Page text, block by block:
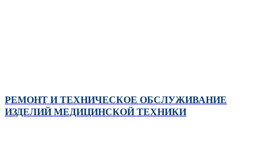
РЕМОНТ И ТЕХНИЧЕСКОЕ ОБСЛУЖИВАНИЕ
ИЗДЕЛИЙ МЕДИЦИНСКОЙ ТЕХНИКИ